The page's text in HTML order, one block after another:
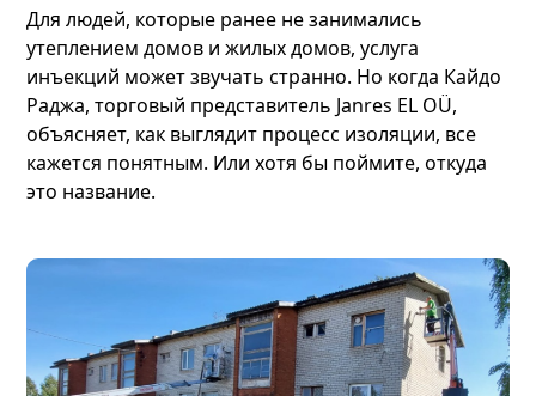
Для людей, которые ранее не занимались
утеплением домов и жилых домов, услуга
инъекций может звучать странно. Но когда Кайдо
Раджа, торговый представитель Janres EL OÜ,
объясняет, как выглядит процесс изоляции, все
кажется понятным. Или хотя бы поймите, откуда
это название.